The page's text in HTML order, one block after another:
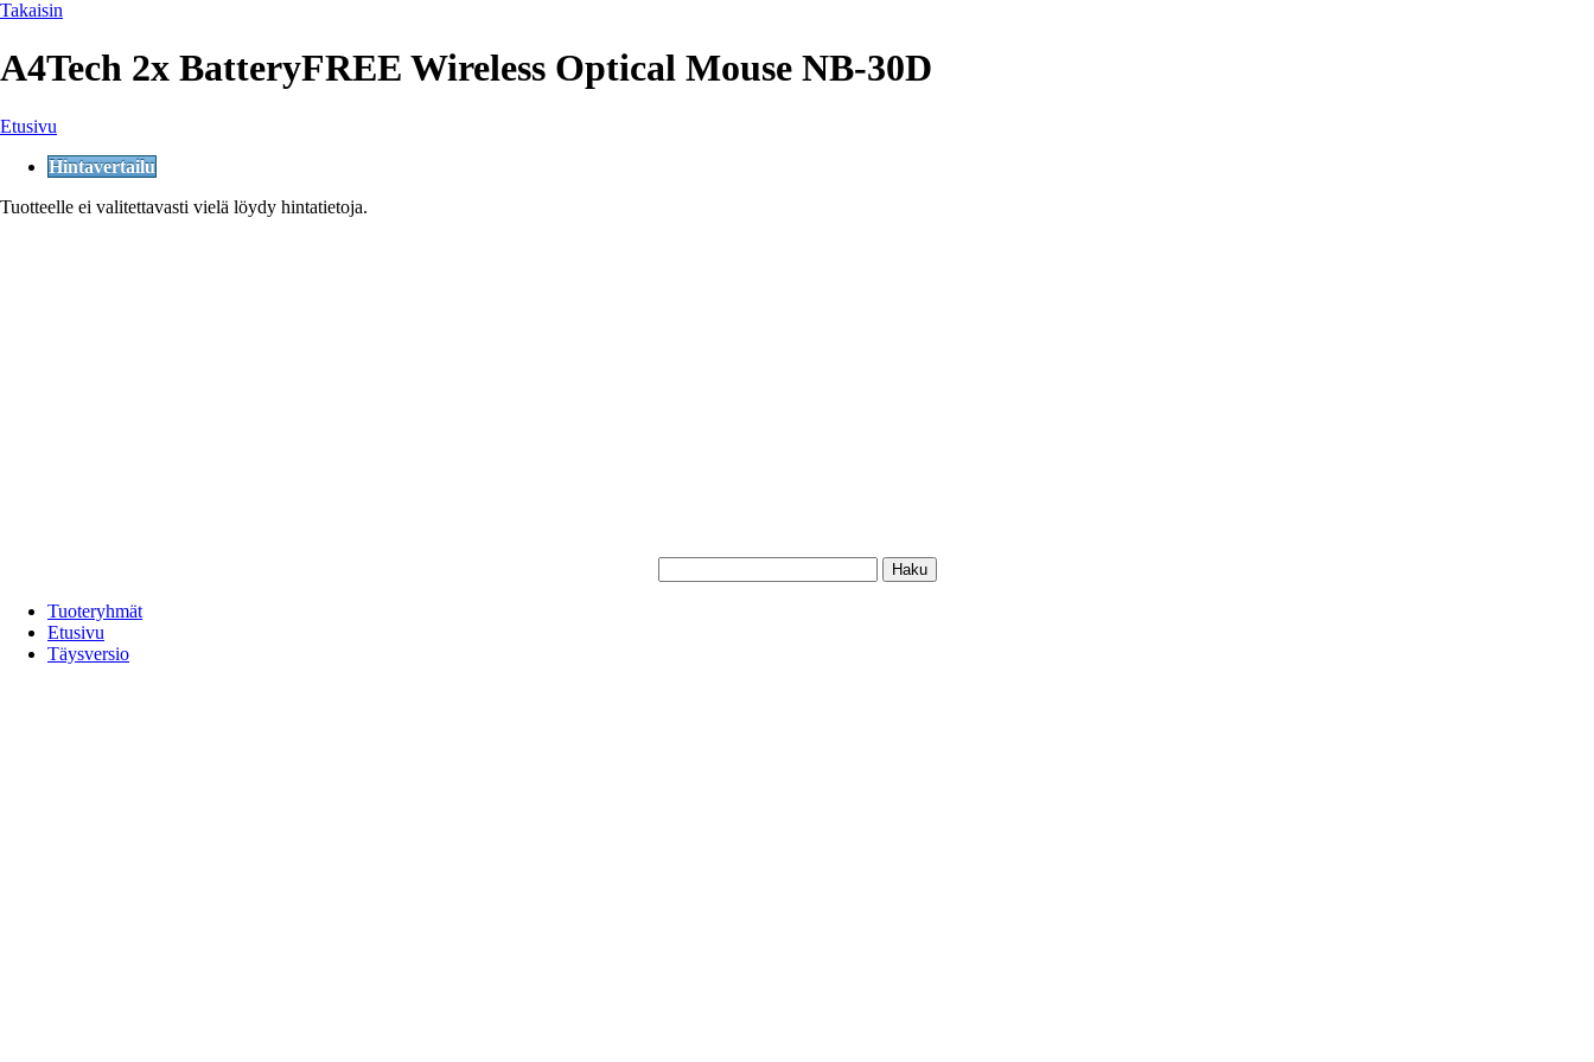
Takaisin
A4Tech 2x BatteryFREE Wireless Optical Mouse NB-30D
Etusivu
Hintavertailu
Tuotteelle ei valitettavasti vielä löydy hintatietoja.
Tuoteryhmät
Etusivu
Täysversio